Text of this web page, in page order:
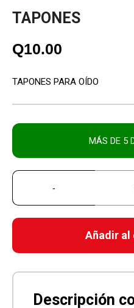
TAPONES
Q10.00
TAPONES PARA OÍDO
MÁS DE 5
Añadir